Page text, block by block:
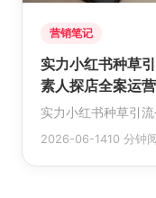
营销笔记
实力小红书种草
素人探店全案运营
实力小红书种草引
2026-06-1410 分钟